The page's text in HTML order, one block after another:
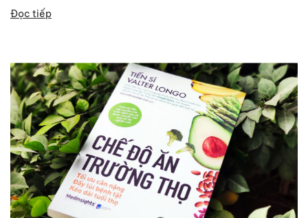
duy trì tự...
Đọc tiếp